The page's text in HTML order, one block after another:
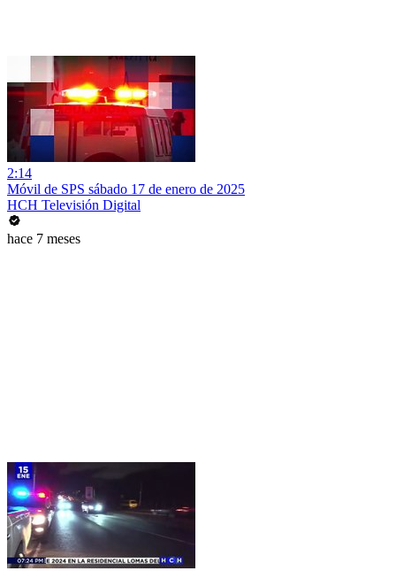
2:14
Móvil de SPS sábado 17 de enero de 2025
HCH Televisión Digital
hace 7 meses